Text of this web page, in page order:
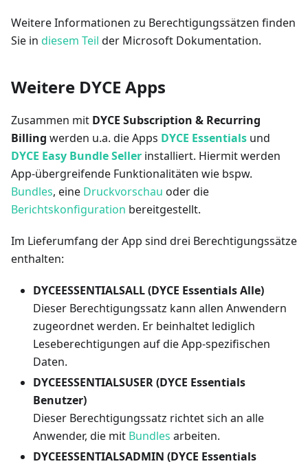
Weitere Informationen zu Berechtigungssätzen finden
Sie in diesem Teil der Microsoft Dokumentation.
Weitere DYCE Apps
Zusammen mit DYCE Subscription & Recurring
Billing werden u.a. die Apps DYCE Essentials und
DYCE Easy Bundle Seller installiert. Hiermit werden
App-übergreifende Funktionalitäten wie bspw.
Bundles, eine Druckvorschau oder die
Berichtskonfiguration bereitgestellt.
Im Lieferumfang der App sind drei Berechtigungssätze
enthalten:
DYCEESSENTIALSALL (DYCE Essentials Alle)
Dieser Berechtigungssatz kann allen Anwendern
zugeordnet werden. Er beinhaltet lediglich
Leseberechtigungen auf die App-spezifischen
Daten.
DYCEESSENTIALSUSER (DYCE Essentials
Benutzer)
Dieser Berechtigungssatz richtet sich an alle
Anwender, die mit Bundles arbeiten.
DYCEESSENTIALSADMIN (DYCE Essentials